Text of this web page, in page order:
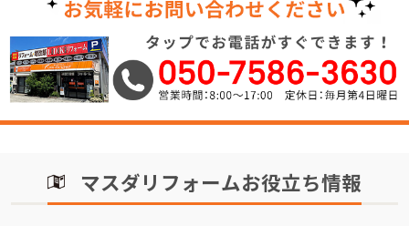
マスダリフォームお役立ち情報